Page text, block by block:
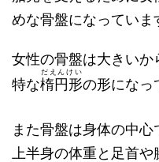
めな骨盤になっていま
女性の骨盤は大きい
特な楕円形
だえんけい
の形になっ
また骨盤は身体の中心
上半身の体重と足首